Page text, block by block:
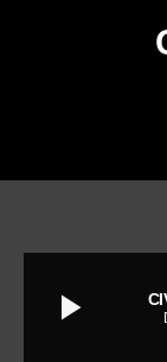
play_arrow